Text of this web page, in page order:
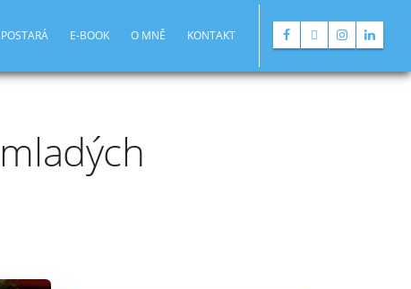
E-BOOK O MNĚ KONTAKT